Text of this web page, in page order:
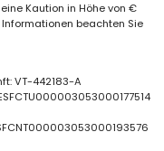
x 6m
mit Liegen
Kaution in Höhe von €
beachten Sie
VT-442183-A